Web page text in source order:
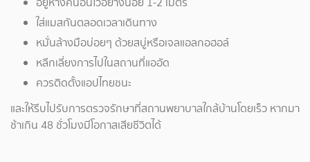
ใส่แมสกันตลอดเวลาเดินทาง
หมั่นล้างมือบ่อยๆ ด้วยสบู่หรือเจลแอลกอฮอล์
หลีกเลี่ยงการไปในสถานที่แออัด
ควรติดตั้งแอปไทยชนะ
และให้รีบไปรับการตรวจรักษาที่สถานพยาบาลใกล้บ้านโดยเร็ว หากมา
ช้าเกิน 48 ชั่วโมงมีโอกาสเสียชีวิตได้